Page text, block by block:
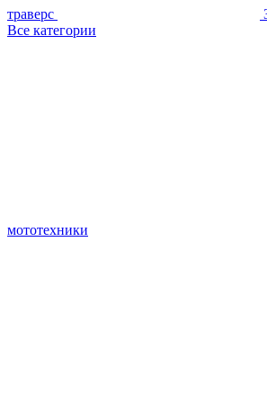
траверс
Все категории
мототехники